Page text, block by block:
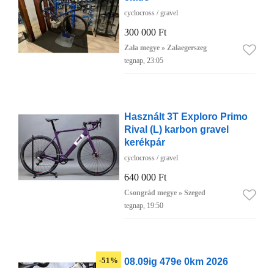
cyclocross / gravel
300 000 Ft
Zala megye » Zalaegerszeg
tegnap, 23:05
Használt 3T Exploro Primo
Rival (L) karbon gravel
kerékpár
cyclocross / gravel
640 000 Ft
Csongrád megye » Szeged
tegnap, 19:50
-51%
08.09ig 479e 0km 2026